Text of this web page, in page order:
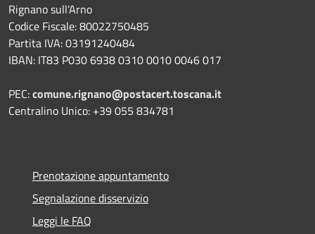
Rignano sull'Arno
Codice Fiscale: 80022750485
Partita IVA: 03191240484
IBAN: IT83 P030 6938 0310 0010 0046 017
PEC:comune.rignano@postacert.toscana.it
Centralino Unico: +39 055 834781
Prenotazione appuntamento
Segnalazione disservizio
Leggi le FAQ